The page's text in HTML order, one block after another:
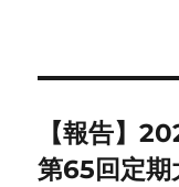
ズ
稿
【報告】
第65回定期